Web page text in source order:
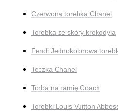
Czerwona torebka Chanel
Torebka ze skóry krokodyla
Fendi Jednokolorowa
Teczka Chanel
Torba na ramię Coach
Torebki Louis Vuitton